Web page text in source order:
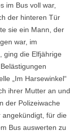
im Bus voll war,
der hinteren Tür
sie ein Mann, der
war, im
ging die Elfjährige
„Im Harsewinkel“
ihrer Mutter an und
der Polizeiwache
für die
Bus auswerten zu